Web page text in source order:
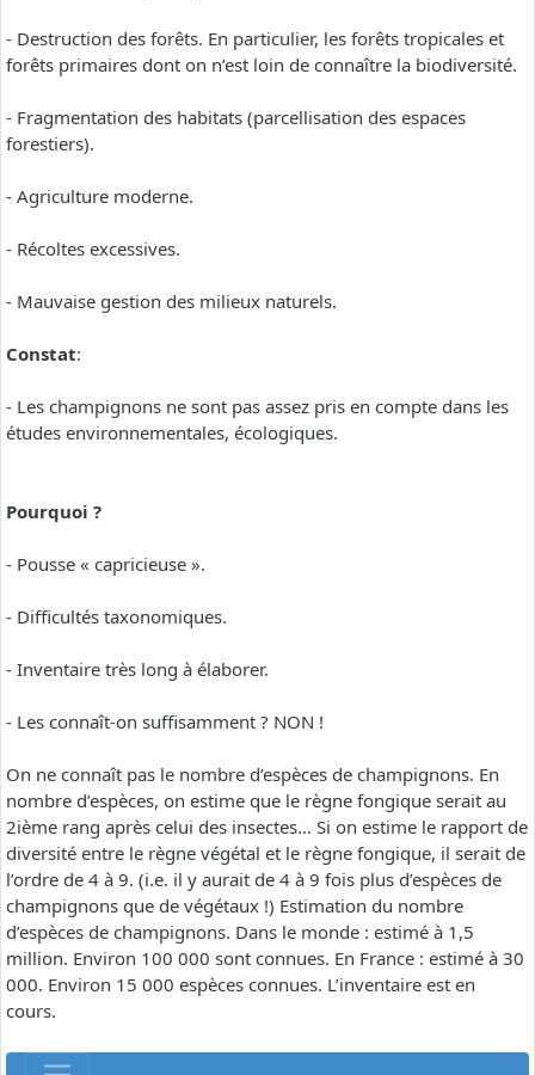
- Destruction des forêts. En particulier, les forêts tropicales et
forêts primaires dont on n’est loin de connaître la biodiversité.
- Fragmentation des habitats (parcellisation des espaces
forestiers).
- Agriculture moderne.
- Récoltes excessives.
- Mauvaise gestion des milieux naturels.
Constat:
- Les champignons ne sont pas assez pris en compte dans les
études environnementales, écologiques.
Pourquoi ?
- Pousse « capricieuse ».
- Difficultés taxonomiques.
- Inventaire très long à élaborer.
- Les connaît-on suffisamment ? NON !
On ne connaît pas le nombre d’espèces de champignons. En
nombre d’espèces, on estime que le règne fongique serait au
2ième rang après celui des insectes… Si on estime le rapport de
diversité entre le règne végétal et le règne fongique, il serait de
l’ordre de 4 à 9. (i.e. il y aurait de 4 à 9 fois plus d’espèces de
champignons que de végétaux !) Estimation du nombre
d’espèces de champignons. Dans le monde : estimé à 1,5
million. Environ 100 000 sont connues. En France : estimé à 30
000. Environ 15 000 espèces connues. L’inventaire est en
cours.